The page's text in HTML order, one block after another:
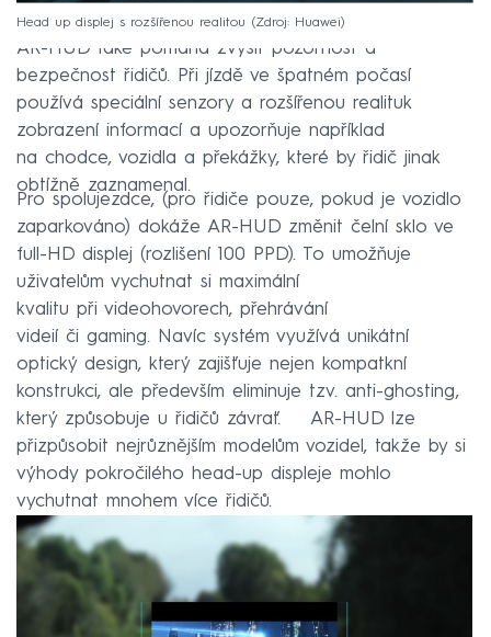
Head up displej s rozšířenou realitou Zdroj: Huawei
AR-HUD také pomáhá zvýšit pozornost a
bezpečnost řidičů. Při jízdě ve špatném počasí
používá speciální senzory a rozšířenou realituk
zobrazení informací a upozorňuje například
na chodce, vozidla a překážky, které by řidič jinak
obtížně zaznamenal.
Pro spolujezdce, (pro řidiče pouze, pokud je vozidlo
zaparkováno) dokáže AR-HUD změnit čelní sklo ve
full-HD displej (rozlišení 100 PPD). To umožňuje
uživatelům vychutnat si maximální
kvalitu při videohovorech, přehrávání
videií či gaming. Navíc systém využívá unikátní
optický design, který zajišťuje nejen kompatkní
konstrukci, ale především eliminuje tzv. anti-ghosting,
který způsobuje u řidičů závrať. AR-HUD lze
přizpůsobit nejrůznějším modelům vozidel, takže by si
výhody pokročilého head-up displeje mohlo
vychutnat mnohem více řidičů.